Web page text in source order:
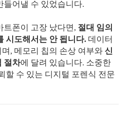
들어낼 수 있었습니다.
트폰이 고장 났다면, 절대 임의
시도해서는 안 됩니다. 데이터
, 메모리 칩의 손상 여부와 신
절차에 달려 있습니다. 소중한
할 수 있는 디지털 포렌식 전문